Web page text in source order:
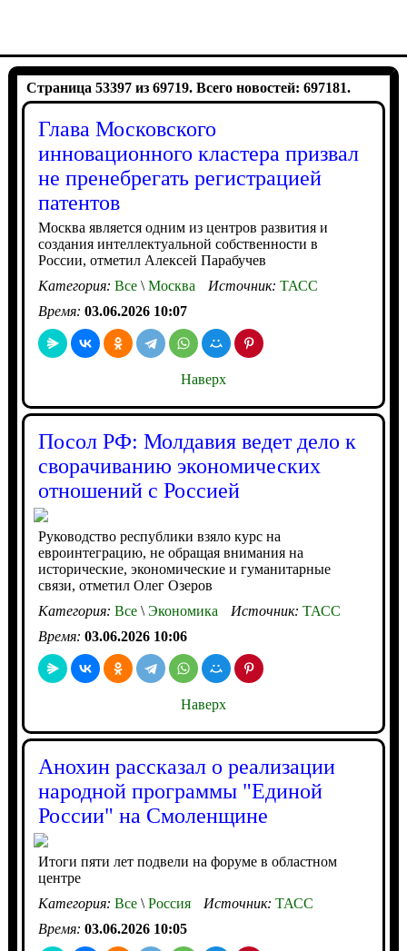
Страница 53397 из 69719. Всего новостей: 697181.
Глава Московского
инновационного кластера призвал
не пренебрегать регистрацией
патентов
Москва является одним из центров развития и
создания интеллектуальной собственности в
России, отметил Алексей Парабучев
Категория: Все\Москва Источник: ТАСС
Время: 03.06.2026 10:07
Наверх
Посол РФ: Молдавия ведет дело к
сворачиванию экономических
отношений с Россией
Руководство республики взяло курс на
евроинтеграцию, не обращая внимания на
исторические, экономические и гуманитарные
связи, отметил Олег Озеров
Категория: Все\Экономика Источник: ТАСС
Время: 03.06.2026 10:06
Наверх
Анохин рассказал о реализации
народной программы "Единой
России" на Смоленщине
Итоги пяти лет подвели на форуме в областном
центре
Категория: Все\Россия Источник: ТАСС
Время: 03.06.2026 10:05